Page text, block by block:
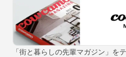
「街と暮らしの先輩マガジン」を